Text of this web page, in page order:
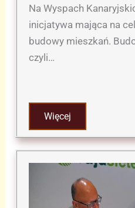
Na Wyspach
inicjatywa mająca na
budowy mieszkań.
czyli…
Więcej